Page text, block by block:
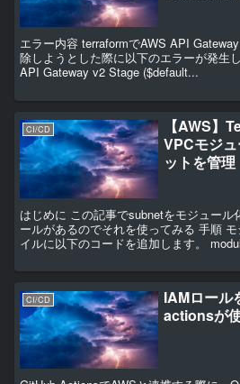
エラー内容 terraformでAWS API
除しようとした際に以下のエラーが発生
API Gateway v2 Stage ($default...
CI/CD
【AWS】
VPCモジ
ットを管理
はじめに この記事でsubnetをモジュール
ールがあるのでそれを使ってみる 手順
イルに以下のコードを追加します。
CI/CD
IAMロール
actionsが